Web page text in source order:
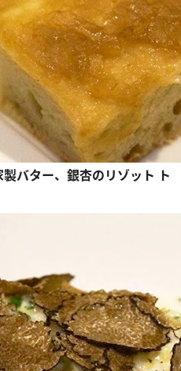
バター、銀杏のリゾット ト